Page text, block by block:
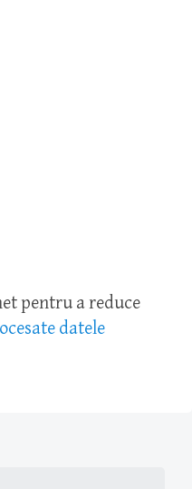
pentru a reduce
datele